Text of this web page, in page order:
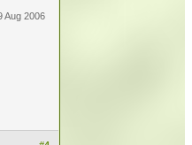
Aug 2006